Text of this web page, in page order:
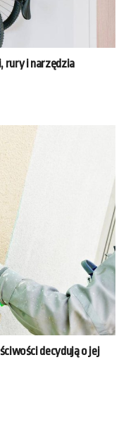
rury i narzędzia
decydują o jej